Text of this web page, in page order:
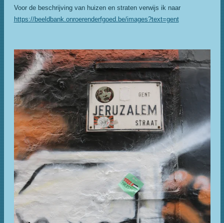
Voor de beschrijving van huizen en straten verwijs ik naar
https://beeldbank.onroerenderfgoed.be/images?text=gent